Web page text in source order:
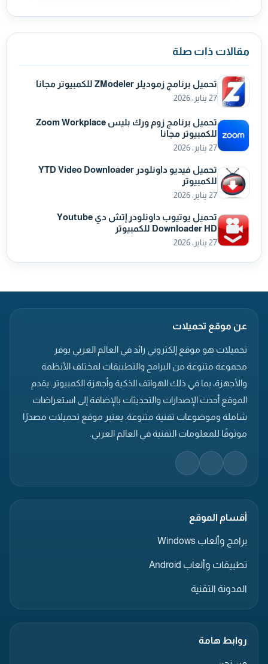
مقالات ذات صلة
تحميل برنامج زموديلر ZModeler للكمبيوتر مجانا
27 يناير، 2026
تحميل برنامج زوم ورك بليس Zoom Workplace
للكمبيوتر مجانا
27 يناير، 2026
تحميل فيديو داونلودر YTD Video Downloader
للكمبيوتر
27 يناير، 2026
تحميل يوتيوب داونلودر إتش دي Youtube
Downloader HD للكمبيوتر
27 يناير، 2026
عن موقع تحميلات
تحميلات هو موقع إلكتروني رائد في العالم العربي يوفر
مجموعة متنوعة من البرامج والتطبيقات لمختلف الأنظمة
والأجهزة، بما في ذلك الهواتف الذكية وأجهزة الكمبيوتر. يقدم
الموقع أحدث الإصدارات والتحديثات بالإضافة إلى استعراضات
شاملة وموضوعات تقنية متنوعة. يعتبر موقع تحميلات مصدرًا
موثوقًا للمعلومات التقنية في العالم العربي.
أقسام الموقع
برامج وألعاب Windows
تطبيقات وألعاب Android
المدونة التقنية
روابط هامة